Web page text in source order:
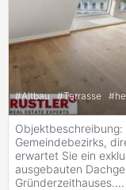
#Altbau #Terrasse #
Gemeindebezirks,
erwartet Sie ein
ausgebauten
Gründerzeithauses....